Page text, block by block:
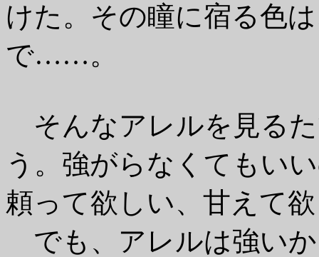
けた。その瞳に宿る色
で……。
そんなアレルを見る
う。強がらなくてもい
頼って欲しい、甘えて
でも、アレルは強い